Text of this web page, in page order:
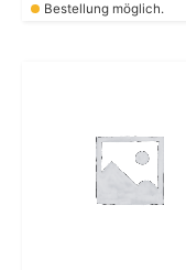
Bestellung möglich.